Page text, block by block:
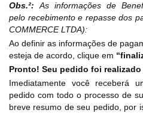
Obs.²: As informações de
pelo recebimento e repasse dos
COMMERCE LTDA):
Ao definir as informações de
esteja de acordo, clique em
Pronto! Seu pedido foi
Imediatamente você receberá
pedido com todo o processo de
breve resumo de seu pedido, por